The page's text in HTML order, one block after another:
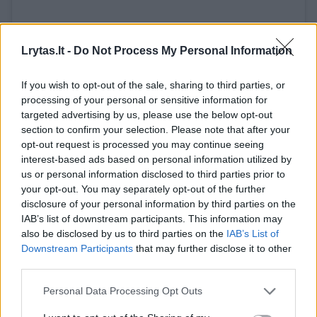
Lrytas.lt - Do Not Process My Personal Information
If you wish to opt-out of the sale, sharing to third parties, or
processing of your personal or sensitive information for
targeted advertising by us, please use the below opt-out
section to confirm your selection. Please note that after your
opt-out request is processed you may continue seeing
interest-based ads based on personal information utilized by
us or personal information disclosed to third parties prior to
your opt-out. You may separately opt-out of the further
disclosure of your personal information by third parties on the
IAB’s list of downstream participants. This information may
also be disclosed by us to third parties on the IAB’s List of
Downstream Participants that may further disclose it to other
Personal Data Processing Opt Outs
View this post on Instagram
A post shared by Kristina Meseguer (@kristina_meseguer)